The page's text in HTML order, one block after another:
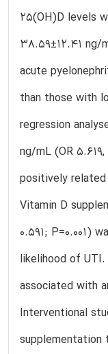
25(OH)D levels
38.59±12.41 ng/
acute
than those with
regression
ng/mL (OR
positively
Vitamin D
0.591; P=0.001)
likelihood of
associated with
Interventional
supplementation